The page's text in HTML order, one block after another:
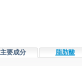
主要成分 脂肪酸